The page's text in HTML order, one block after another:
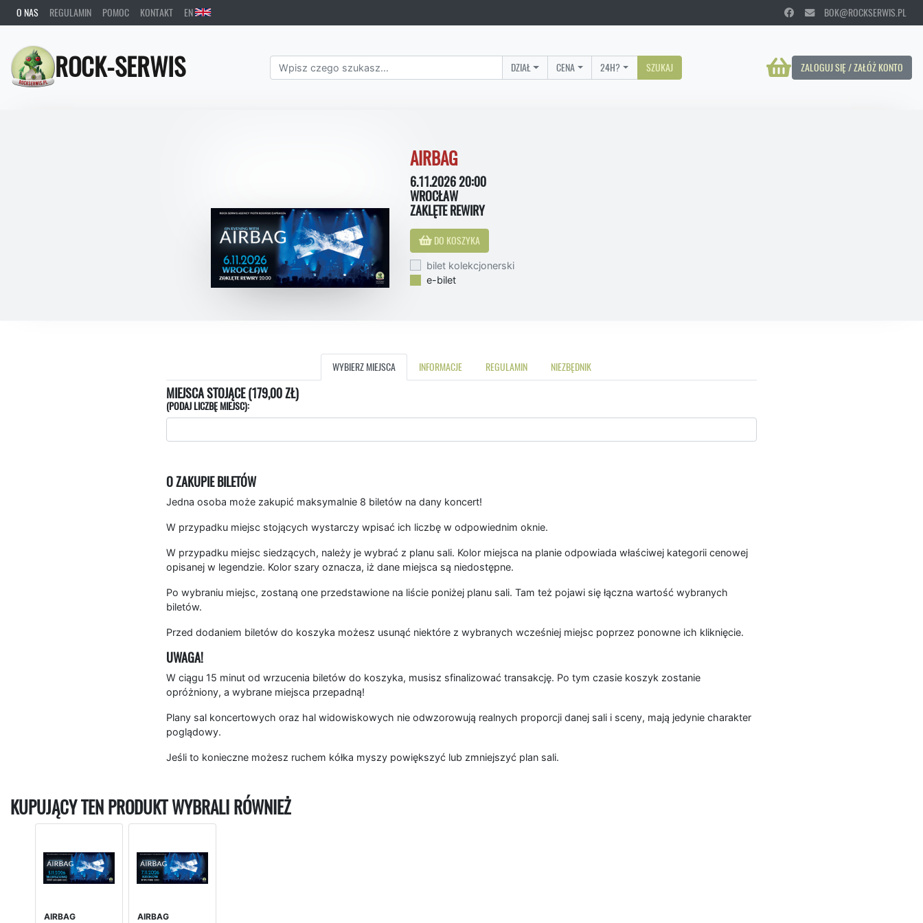
O NAS REGULAMIN POMOC KONTAKT EN BOK@ROCKSERWIS.PL
ROCK-SERWIS ZALOGUJ SIĘ / ZAŁÓŻ KONTO
DZIAŁ CENA 24H? SZUKAJ
AIRBAG
6.11.2026 20:00
WROCŁAW
ZAKLĘTE REWIRY
DO KOSZYKA
bilet kolekcjonerski
e-bilet
WYBIERZ MIEJSCA INFORMACJE REGULAMIN NIEZBĘDNIK
MIEJSCA STOJĄCE (179,00 ZŁ)
(PODAJ LICZBĘ MIEJSC):
O ZAKUPIE BILETÓW
Jedna osoba może zakupić maksymalnie 8 biletów na dany koncert!
W przypadku miejsc stojących wystarczy wpisać ich liczbę w odpowiednim oknie.
W przypadku miejsc siedzących, należy je wybrać z planu sali. Kolor miejsca na planie odpowiada właściwej kategorii cenowej
opisanej w legendzie. Kolor szary oznacza, iż dane miejsca są niedostępne.
Po wybraniu miejsc, zostaną one przedstawione na liście poniżej planu sali. Tam też pojawi się łączna wartość wybranych
biletów.
Przed dodaniem biletów do koszyka możesz usunąć niektóre z wybranych wcześniej miejsc poprzez ponowne ich kliknięcie.
UWAGA!
W ciągu 15 minut od wrzucenia biletów do koszyka, musisz sfinalizować transakcję. Po tym czasie koszyk zostanie
opróżniony, a wybrane miejsca przepadną!
Plany sal koncertowych oraz hal widowiskowych nie odwzorowują realnych proporcji danej sali i sceny, mają jedynie charakter
poglądowy.
Jeśli to konieczne możesz ruchem kółka myszy powiększyć lub zmniejszyć plan sali.
KUPUJĄCY TEN PRODUKT WYBRALI RÓWNIEŻ
AIRBAG AIRBAG